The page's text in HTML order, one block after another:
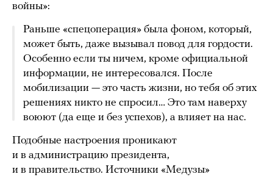
войны»:
Раньше «спецоперация» была фоном, который,
может быть, даже вызывал повод для гордости.
Особенно если ты ничем, кроме официальной
информации, не интересовался. После
мобилизации — это часть жизни, но тебя об этих
решениях никто не спросил… Это там наверху
воюют (да еще и без успехов), а влияет на нас.
Подобные настроения проникают
и в администрацию президента,
и в правительство. Источники «Медузы»